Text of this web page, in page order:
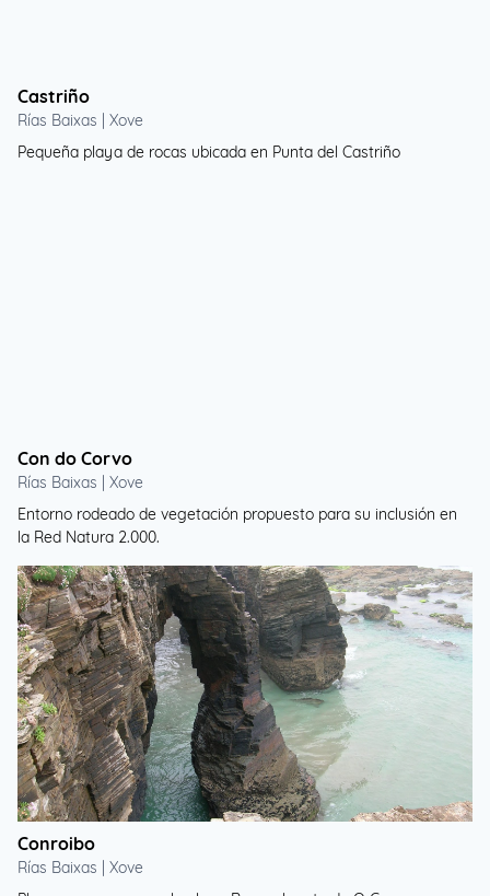
Castriño
Rías Baixas | Xove
Pequeña playa de rocas ubicada en Punta del Castriño
Con do Corvo
Rías Baixas | Xove
Entorno rodeado de vegetación propuesto para su inclusión en
la Red Natura 2.000.
Conroibo
Rías Baixas | Xove